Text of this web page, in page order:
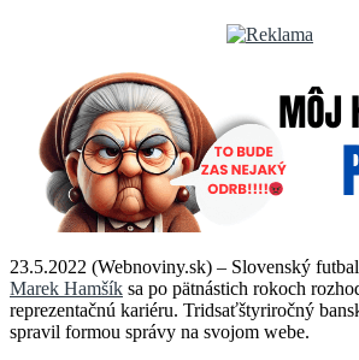
23.5.2022 (Webnoviny.sk) – Slovenský
Marek Hamšík sa po pätnástich rokoch
reprezentačnú kariéru. Tridsaťštyriročný
spravil formou správy na svojom webe.